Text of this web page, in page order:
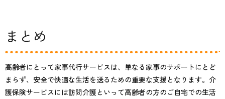
まとめ
高齢者にとって家事代行サービスは、単なる家事のサポートにとど
まらず、安全で快適な生活を送るための重要な支援となります。介
護保険サービスには訪問介護といって高齢者の方のご自宅での生活